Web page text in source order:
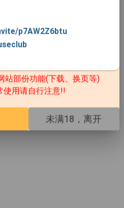
p7AW2Z6btu
站部份功能(下载、换页等)
使用请自行注意!!
未满18，离开